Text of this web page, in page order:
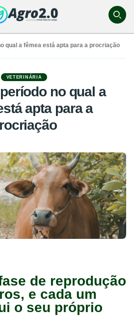
qual a fêmea está apta para a procriação
VETERINÁRIA
no qual a
apta para a
de reprodução
e cada um
o seu próprio